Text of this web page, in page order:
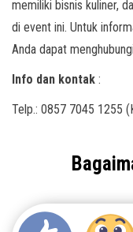
memiliki bisnis kuliner,
di event ini. Untuk
Anda dapat
Info dan kontak :
Telp.: 0857 7045 1255